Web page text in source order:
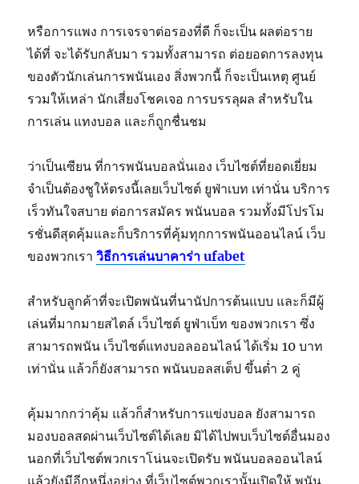
หรือการแพง การเจรจาต่อรองที่ดี ก็จะเป็น ผลต่อราย
ได้ที่ จะได้รับกลับมา รวมทั้งสามารถ ต่อยอดการลงทุน
ของตัวนักเล่นการพนันเอง สิ่งพวกนี้ ก็จะเป็นเหตุ ศูนย์
รวมให้เหล่า นักเสี่ยงโชคเจอ การบรรลุผล สำหรับใน
การเล่น แทงบอล และก็ถูกชื่นชม
ว่าเป็นเซียน ที่การพนันบอลนั่นเอง เว็บไซต์ที่ยอดเยี่ยม
จำเป็นต้องชูให้ตรงนี้เลยเว็บไซต์ ยูฟ่าเบท เท่านั่น บริการ
เร็วทันใจสบาย ต่อการสมัคร พนันบอล รวมทั้งมีโปรโม
รชั่นดีสุดคุ้มและก็บริการที่คุ้มทุกการพนันออนไลน์ เว็บ
ของพวกเราวิธีการเล่นบาคาร่า ufabet
สำหรับลูกค้าที่จะเปิดพนันที่นานัปการต้นแบบ และก็มีผู้
เล่นที่มากมายสไตล์ เว็บไซต์ ยูฟ่าเบ็ท ของพวกเรา ซึ่ง
สามารถพนัน เว็บไซต์แทงบอลออนไลน์ ได้เริ่ม 10 บาท
เท่านั่น แล้วก็ยังสามารถ พนันบอลสเต็ป ขึ้นต่ำ 2 คู่
คุ้มมากกว่าคุ้ม แล้วก็สำหรับการแข่งบอล ยังสามารถ
มองบอลสดผ่านเว็บไซต์ได้เลย มิได้ไปพบเว็บไซต์อื่นมอง
นอกที่เว็บไซต์พวกเราโน่นจะเปิดรับ พนันบอลออนไลน์